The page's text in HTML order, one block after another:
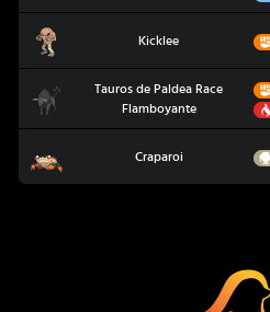
Kicklee
Tauros de Paldea Race Flamboyante
Tauros de Paldea Race
Flamboyante
Craparoi